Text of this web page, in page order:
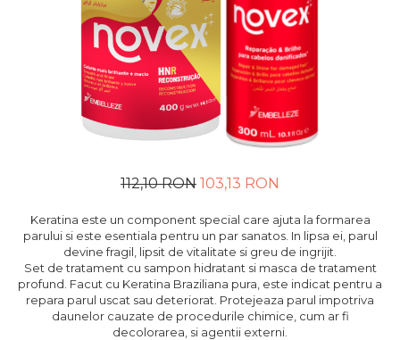
112,10 RON 103,13 RON
Keratina este un component special care ajuta la formarea
parului si este esentiala pentru un par sanatos. In lipsa ei, parul
devine fragil, lipsit de vitalitate si greu de ingrijit.
Set de tratament cu sampon hidratant si masca de tratament
profund. Facut cu Keratina Braziliana pura, este indicat pentru a
repara parul uscat sau deteriorat. Protejeaza parul impotriva
daunelor cauzate de procedurile chimice, cum ar fi
decolorarea, si agentii externi.